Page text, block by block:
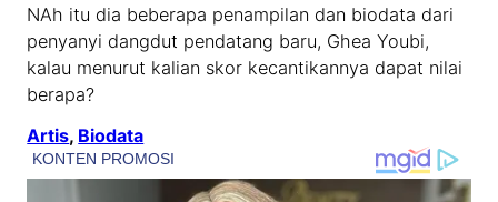
NAh itu dia beberapa penampilan dan biodata dari
penyanyi dangdut pendatang baru, Ghea Youbi,
kalau menurut kalian skor kecantikannya dapat nilai
berapa?
Artis, Biodata